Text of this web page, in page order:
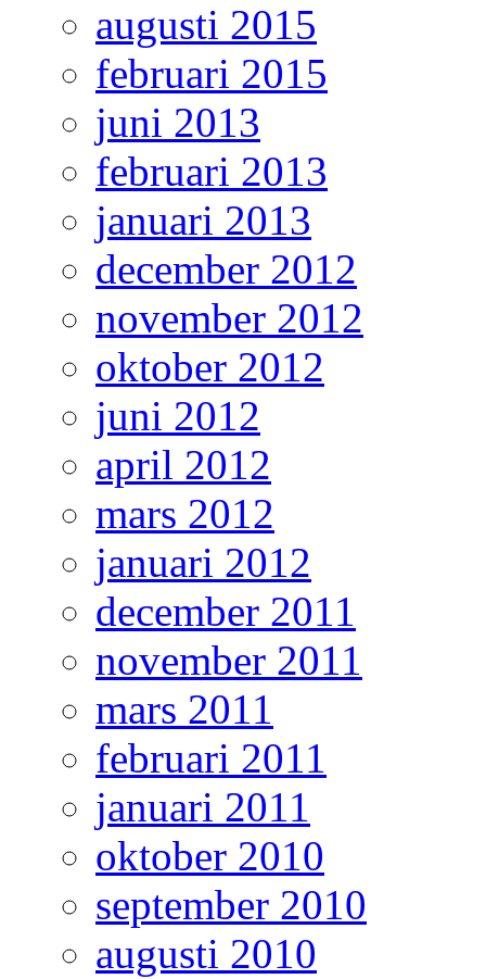
augusti 2015
februari 2015
juni 2013
februari 2013
januari 2013
december 2012
november 2012
oktober 2012
juni 2012
april 2012
mars 2012
januari 2012
december 2011
november 2011
mars 2011
februari 2011
januari 2011
oktober 2010
september 2010
augusti 2010